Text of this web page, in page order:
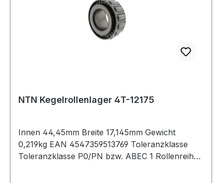
NTN Kegelrollenlager 4T-12175
Innen 44,45mm Breite 17,145mm Gewicht
0,219kg EAN 4547359513769 Toleranzklasse
Toleranzklasse P0/PN bzw. ABEC 1 Rollenreihen